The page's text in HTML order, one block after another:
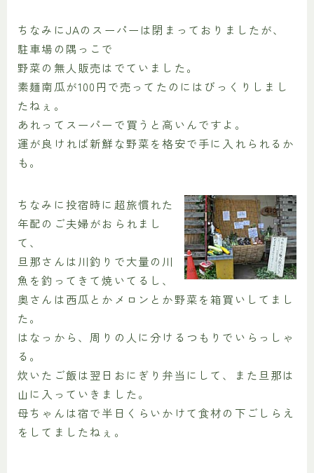
ちなみにJAのスーパーは閉まっておりましたが、
駐車場の隅っこで
野菜の無人販売はでていました。
素麺南瓜が100円で売ってたのにはびっくりしまし
たねぇ。
あれってスーパーで買うと高いんですよ。
運が良ければ新鮮な野菜を格安で手に入れられるか
も。
ちなみに投宿時に超旅慣れた
年配のご夫婦がおられまし
て、
旦那さんは川釣りで大量の川
魚を釣ってきて焼いてるし、
奥さんは西瓜とかメロンとか野菜を箱買いしてまし
た。
はなっから、周りの人に分けるつもりでいらっしゃ
る。
炊いたご飯は翌日おにぎり弁当にして、また旦那は
山に入っていきました。
母ちゃんは宿で半日くらいかけて食材の下ごしらえ
をしてましたねぇ。